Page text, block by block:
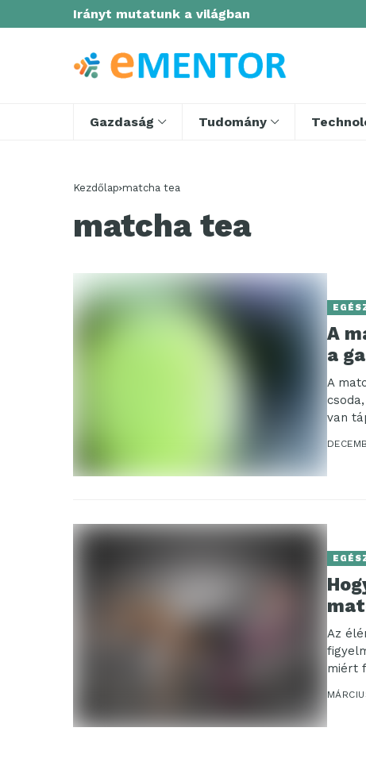
Irányt mutatunk a világban
Gazdaság Tudomány
Kezdőlap matcha tea
matcha tea
A
a
A
van
Az
miért